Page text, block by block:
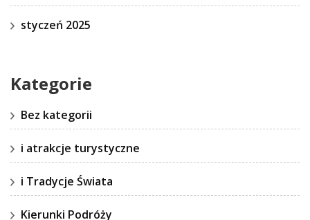
styczeń 2025
Kategorie
Bez kategorii
i atrakcje turystyczne
i Tradycje Świata
Kierunki Podróży